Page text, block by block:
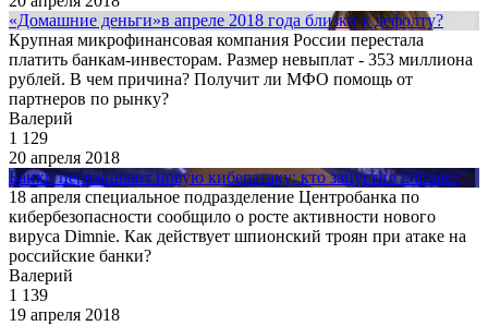
«Домашние деньги»в апреле 2018 года близки к дефолту?
Крупная микрофинансовая компания России перестала
платить банкам-инвесторам. Размер невыплат - 353 миллиона
рублей. В чем причина? Получит ли МФО помощь от
партнеров по рынку?
Валерий
1 129
20 апреля 2018
Банки переживают новую кибератаку: кто запустил Dimnie?
18 апреля специальное подразделение Центробанка по
кибербезопасности сообщило о росте активности нового
вируса Dimnie. Как действует шпионский троян при атаке на
российские банки?
Валерий
1 139
19 апреля 2018